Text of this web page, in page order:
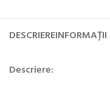
DESCRIERE